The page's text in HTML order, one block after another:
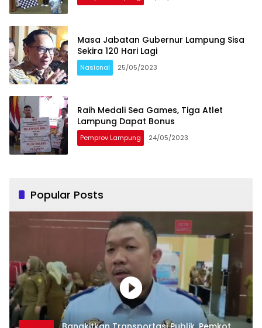
Masa Jabatan Gubernur Lampung Sisa
Sekira 120 Hari Lagi
Nasional 25/05/2023
Raih Medali Sea Games, Tiga Atlet
Lampung Dapat Bonus
Pemprov Lampung 24/05/2023
Popular Posts